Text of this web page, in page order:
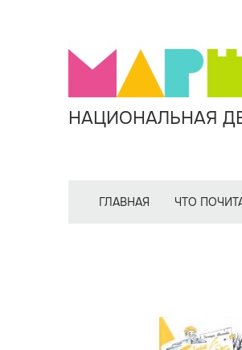
НАЦИОНАЛЬНАЯ
ГЛАВНАЯ ЧТО